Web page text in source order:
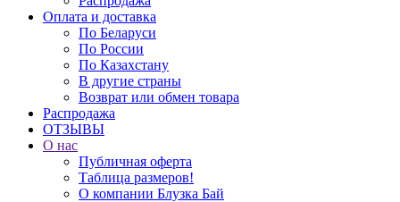
Оплата и доставка
По Беларуси
По России
По Казахстану
В другие страны
Возврат или обмен товара
Распродажа
ОТЗЫВЫ
О нас
Публичная оферта
Таблица размеров!
О компании Блузка Бай